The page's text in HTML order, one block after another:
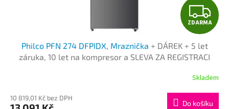
Z
D
R
M
ZDARMA
Philco PFN 274 DFPIDX, Mraznička + DÁREK + 5 let
záruka, 10 let na kompresor a SLEVA ZA REGISTRACI
Skladem
10 819,01 Kč bez DPH
Do košíku